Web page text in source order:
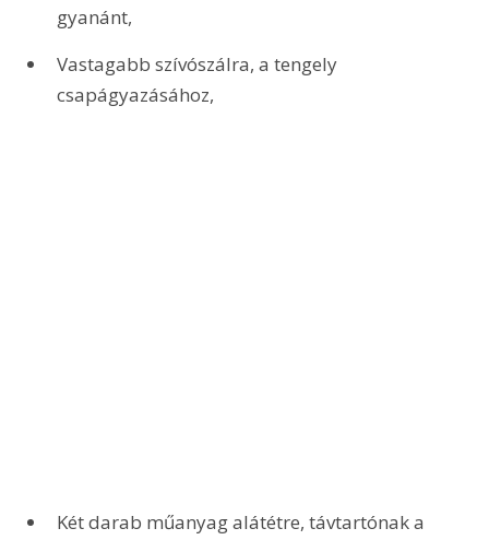
gyanánt,
Vastagabb szívószálra, a tengely
csapágyazásához,
Két darab műanyag alátétre, távtartónak a